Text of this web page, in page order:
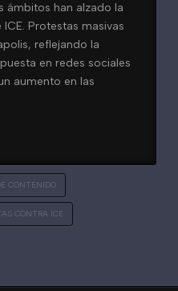
ámbitos han alzado la
Protestas masivas
reflejando la
en redes sociales
aumento en las
CONTENIDO
CONTRA ICE